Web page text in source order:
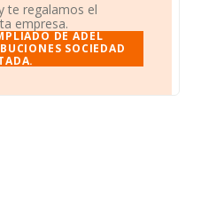
te regalamos el
empresa.
DE ADEL
SOCIEDAD